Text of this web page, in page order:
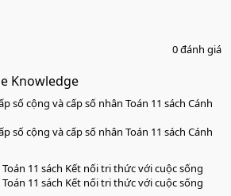
0 đánh giá
Knowledge
số cộng và cấp số nhân Toán 11 sách Cánh
số cộng và cấp số nhân Toán 11 sách Cánh
11 sách Kết nối tri thức với cuộc sống
11 sách Kết nối tri thức với cuộc sống